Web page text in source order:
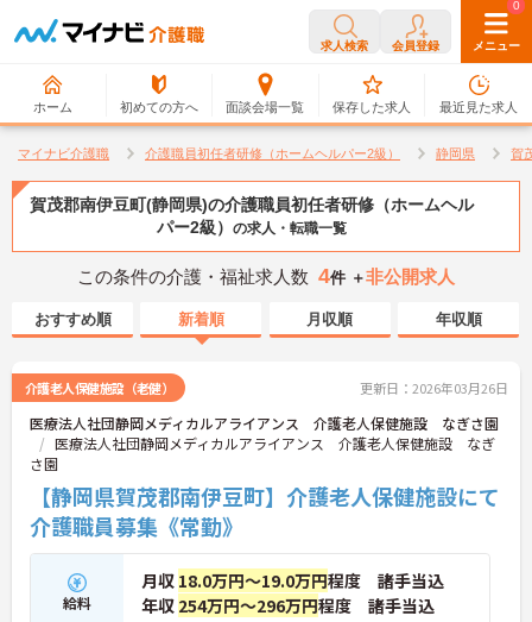
求人検索 会員登録 メニュー
ホーム 初めての方へ 面談会場一覧
0
保存した求人
0
最近見た求人
マイナビ介護職 介護職員初任者研修（ホームヘルパー2級） 静岡県 賀
賀茂郡南伊豆町(静岡県)の介護職員初任者研修（ホームヘル
パー2級） の求人・転職一覧
この条件の介護・福祉求人数 4件 ＋非公開求人
おすすめ順 新着順 月収順 年収順
介護老人保健施設（老健） 更新日：2026年03月26日
医療法人社団静岡メディカルアライアンス 介護老人保健施設 なぎさ園
医療法人社団静岡メディカルアライアンス 介護老人保健施設 なぎ
さ園
【静岡県賀茂郡南伊豆町】介護老人保健施設にて
介護職員募集《常勤》
給料
月収 18.0万円～19.0万円程度 諸手当込
年収 254万円～296万円程度 諸手当込